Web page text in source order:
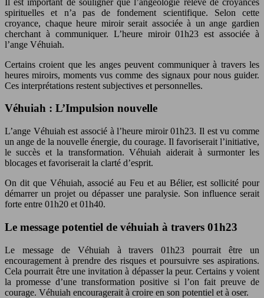
spirituelles et n’a pas de fondement scientifique. Selon cette
croyance, chaque heure miroir serait associée à un ange gardien
cherchant à communiquer. L’heure miroir 01h23 est associée à
l’ange Véhuiah.
Certains croient que les anges peuvent communiquer à travers les
heures miroirs, moments vus comme des signaux pour nous guider.
Ces interprétations restent subjectives et personnelles.
Véhuiah : L’Impulsion nouvelle
L’ange Véhuiah est associé à l’heure miroir 01h23. Il est vu comme
un ange de la nouvelle énergie, du courage. Il favoriserait l’initiative,
le succès et la transformation. Véhuiah aiderait à surmonter les
blocages et favoriserait la clarté d’esprit.
On dit que Véhuiah, associé au Feu et au Bélier, est sollicité pour
démarrer un projet ou dépasser une paralysie. Son influence serait
forte entre 01h20 et 01h40.
Le message potentiel de véhuiah à travers 01h23
Le message de Véhuiah à travers 01h23 pourrait être un
encouragement à prendre des risques et poursuivre ses aspirations.
Cela pourrait être une invitation à dépasser la peur. Certains y voient
la promesse d’une transformation positive si l’on fait preuve de
courage. Véhuiah encouragerait à croire en son potentiel et à oser.